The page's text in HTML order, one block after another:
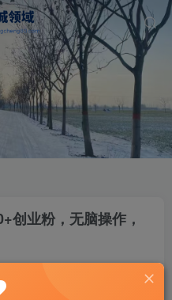
创业粉，无脑操作，
私信